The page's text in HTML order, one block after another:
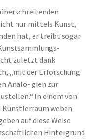
nur mittels Kunst,
hat, er treibt sogar
zuletzt dank
„mit der Erforschung
Analo- gien zur
In einem von
weben
auf diese Weise
Hintergrund